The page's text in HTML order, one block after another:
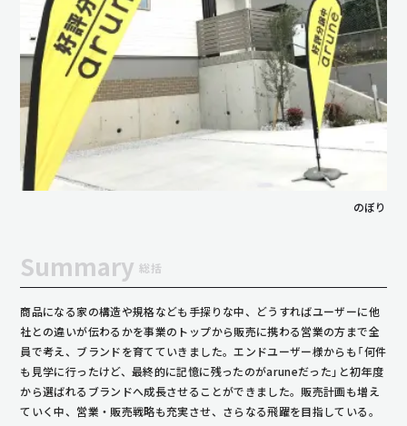
のぼり
Summary 総括
商品になる家の構造や規格なども手探りな中、どうすればユーザーに他
社との違いが伝わるかを事業のトップから販売に携わる営業の方まで全
員で考え、ブランドを育てていきました。エンドユーザー様からも「何件
も見学に行ったけど、最終的に記憶に残ったのがaruneだった」と初年度
から選ばれるブランドへ成長させることができました。販売計画も増え
ていく中、営業・販売戦略も充実させ、さらなる飛躍を目指している。